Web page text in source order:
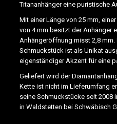
Titananhänger eine puristische
Mit einer Länge von 25 mm,
von 4 mm besitzt der Anhänger
Anhängeröffnung misst 2,8
Schmuckstück ist als Unikat
eigenständiger Akzent für eine
Geliefert wird der
Kette ist nicht im Lieferumfang
seine Schmuckstücke seit 2008
in Waldstetten bei Schwäbisch